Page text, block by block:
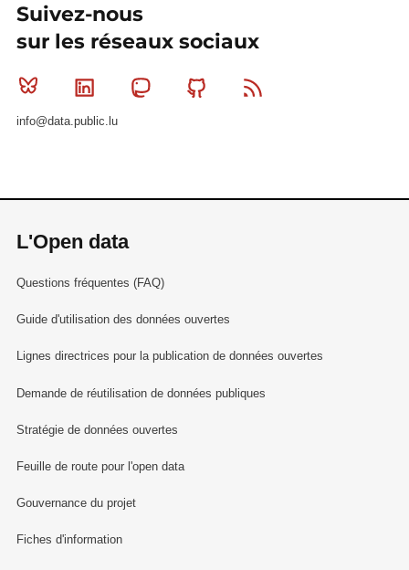
Suivez-nous
sur les réseaux sociaux
Bluesky Linkedin MastodonGithub
info@data.public.lu
L'Open data
Questions fréquentes (FAQ)
Guide d'utilisation des données ouvertes
Lignes directrices pour la publication de données ouvertes
Demande de réutilisation de données publiques
Stratégie de données ouvertes
Feuille de route pour l'open data
Gouvernance du projet
Fiches d'information